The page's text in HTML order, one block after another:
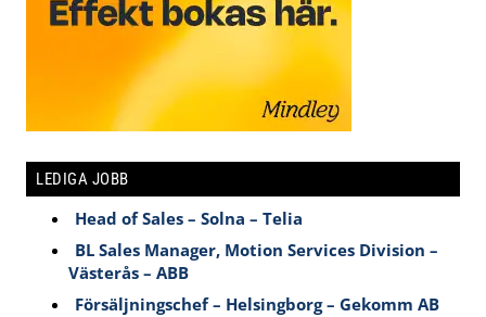
LEDIGA JOBB
Head of Sales – Solna – Telia
BL Sales Manager, Motion Services Division –
Västerås – ABB
Försäljningschef – Helsingborg – Gekomm AB